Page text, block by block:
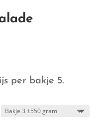
tot bakje 5.